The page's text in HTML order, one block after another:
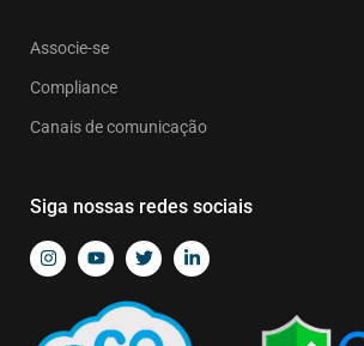
Associe-se
Compliance
Canais de comunicação
Siga nossas redes sociais